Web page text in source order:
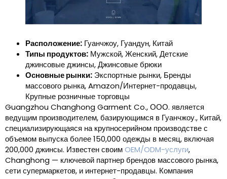
Расположение: Гуанчжоу, Гуандун, Китай
Типы продуктов: Мужской, Женский, Детские
джинсовые джинсы, Джинсовые брюки
Основные рынки: Экспортные рынки, Бренды
массового рынка, Amazon/Интернет-продавцы,
Крупные розничные торговцы
Guangzhou Changhong Garment Co., ООО. является
ведущим производителем, базирующимся в Гуанчжоу., Китай,
специализирующаяся на крупносерийном производстве с
объемом выпуска более 150,000 одежды в месяц, включая
200,000 джинсы. Известен своимOEM/ODM-услуги,
Changhong — ключевой партнер брендов массового рынка,
сети супермаркетов, и интернет-продавцы. Компания